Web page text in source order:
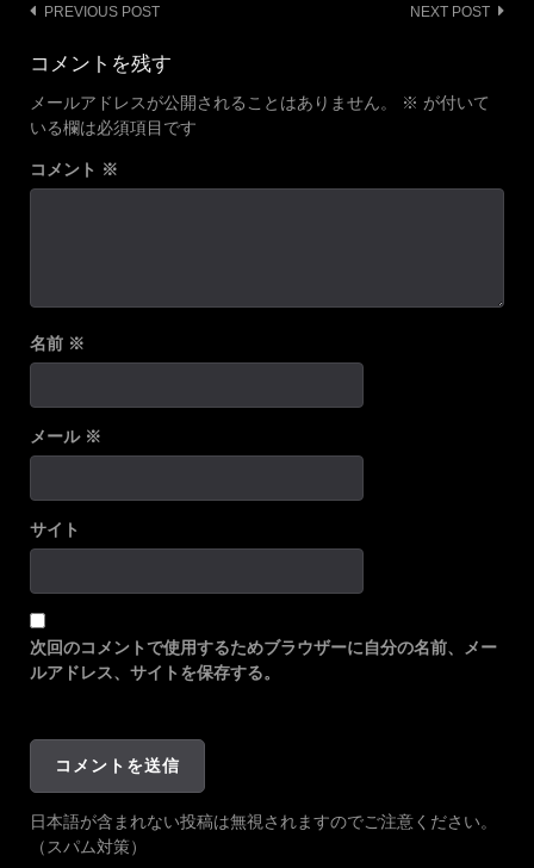
Post
navigation
PREVIOUS POST NEXT POST
コメントを残す
メールアドレスが公開されることはありません。 ※ が付いて
いる欄は必須項目です
コメント ※
名前 ※
メール ※
サイト
次回のコメントで使用するためブラウザーに自分の名前、メー
ルアドレス、サイトを保存する。
日本語が含まれない投稿は無視されますのでご注意ください。
（スパム対策）